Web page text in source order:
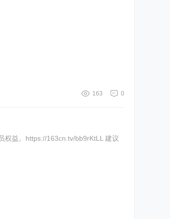
0
163
。https://163cn.tv/bb9rKtLL 建议